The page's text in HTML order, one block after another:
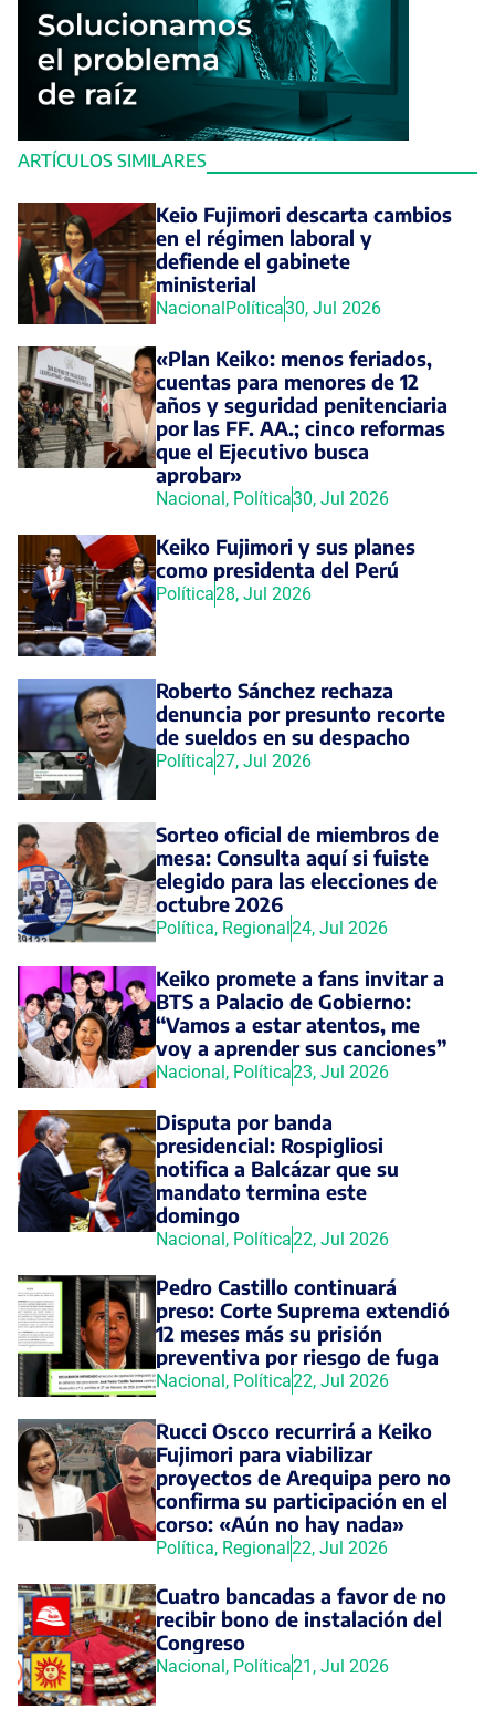
ARTÍCULOS SIMILARES
Keio Fujimori descarta cambios
en el régimen laboral y
defiende el gabinete
ministerial
NacionalPolítica30, Jul 2026
«Plan Keiko: menos feriados,
cuentas para menores de 12
años y seguridad penitenciaria
por las FF. AA.; cinco reformas
que el Ejecutivo busca
aprobar»
Nacional, Política30, Jul 2026
Keiko Fujimori y sus planes
como presidenta del Perú
Política28, Jul 2026
Roberto Sánchez rechaza
denuncia por presunto recorte
de sueldos en su despacho
Política27, Jul 2026
Sorteo oficial de miembros de
mesa: Consulta aquí si fuiste
elegido para las elecciones de
octubre 2026
Política, Regional24, Jul 2026
Keiko promete a fans invitar a
BTS a Palacio de Gobierno:
“Vamos a estar atentos, me
voy a aprender sus canciones”
Nacional, Política23, Jul 2026
Disputa por banda
presidencial: Rospigliosi
notifica a Balcázar que su
mandato termina este
domingo
Nacional, Política22, Jul 2026
Pedro Castillo continuará
preso: Corte Suprema extendió
12 meses más su prisión
preventiva por riesgo de fuga
Nacional, Política22, Jul 2026
Rucci Oscco recurrirá a Keiko
Fujimori para viabilizar
proyectos de Arequipa pero no
confirma su participación en el
corso: «Aún no hay nada»
Política, Regional22, Jul 2026
Cuatro bancadas a favor de no
recibir bono de instalación del
Congreso
Nacional, Política21, Jul 2026